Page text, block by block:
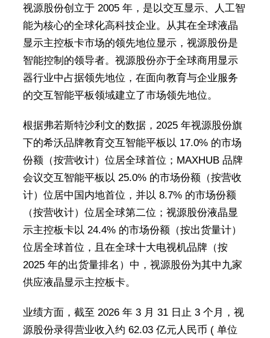
视源股份创立于 2005 年，是以交互显示、人工智
能为核心的全球化高科技企业。从其在全球液晶
显示主控板卡市场的领先地位显示，视源股份是
智能控制的领导者。视源股份亦于全球商用显示
器行业中占据领先地位，在面向教育与企业服务
的交互智能平板领域建立了市场领先地位。
根据弗若斯特沙利文的数据，2025 年视源股份旗
下的希沃品牌教育交互智能平板以 17.0% 的市场
份额（按营收计）位居全球首位；MAXHUB 品牌
会议交互智能平板以 25.0% 的市场份额（按营收
计）位居中国内地首位，并以 8.7% 的市场份额
（按营收计）位居全球第二位；视源股份液晶显
示主控板卡以 24.4% 的市场份额（按出货量计）
位居全球首位，且在全球十大电视机品牌（按
2025 年的出货量排名）中，视源股份为其中九家
供应液晶显示主控板卡。
业绩方面，截至 2026 年 3 月 31 日止 3 个月，视
源股份录得营业收入约 62.03 亿元人民币 ( 单位